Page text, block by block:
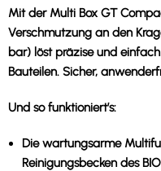
Mit der Multi Box GT
Verschmutzung an den
bar) löst präzise und
Bauteilen. Sicher,
Und so funktioniert’s:
Die wartungsarme
Reinigungsbecken des